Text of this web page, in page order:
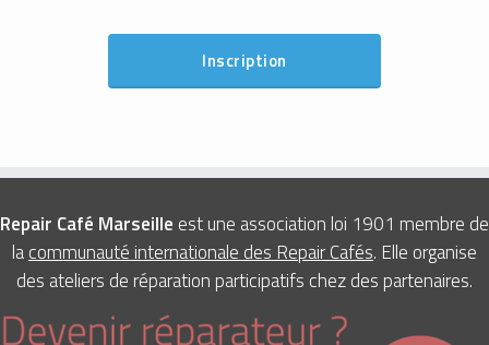
Repair Café Marseille est une association loi 1901 membre de
lacommunauté internationale des Repair Cafés. Elle organise
des ateliers de réparation participatifs chez des partenaires.